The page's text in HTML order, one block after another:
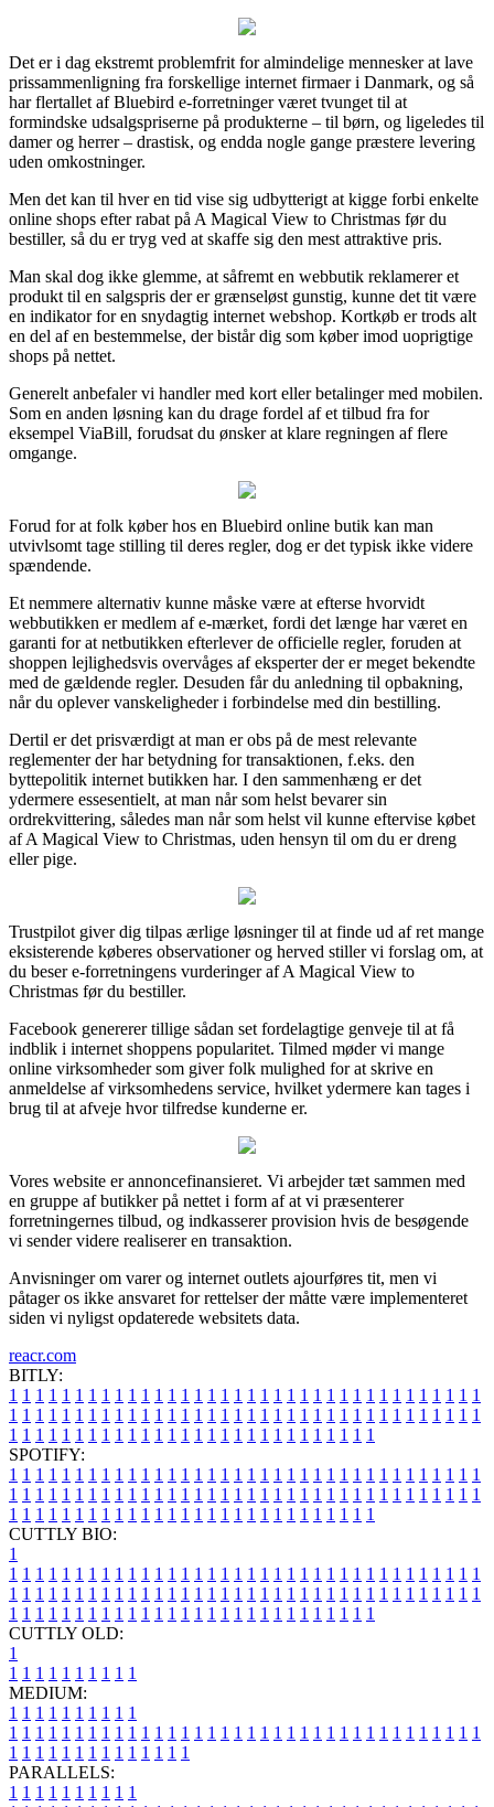
Det er i dag ekstremt problemfrit for almindelige mennesker at lave
prissammenligning fra forskellige internet firmaer i Danmark, og så
har flertallet af Bluebird e-forretninger været tvunget til at
formindske udsalgspriserne på produkterne – til børn, og ligeledes til
damer og herrer – drastisk, og endda nogle gange præstere levering
uden omkostninger.
Men det kan til hver en tid vise sig udbytterigt at kigge forbi enkelte
online shops efter rabat på A Magical View to Christmas før du
bestiller, så du er tryg ved at skaffe sig den mest attraktive pris.
Man skal dog ikke glemme, at såfremt en webbutik reklamerer et
produkt til en salgspris der er grænseløst gunstig, kunne det tit være
en indikator for en snydagtig internet webshop. Kortkøb er trods alt
en del af en bestemmelse, der bistår dig som køber imod uoprigtige
shops på nettet.
Generelt anbefaler vi handler med kort eller betalinger med mobilen.
Som en anden løsning kan du drage fordel af et tilbud fra for
eksempel ViaBill, forudsat du ønsker at klare regningen af flere
omgange.
Forud for at folk køber hos en Bluebird online butik kan man
utvivlsomt tage stilling til deres regler, dog er det typisk ikke videre
spændende.
Et nemmere alternativ kunne måske være at efterse hvorvidt
webbutikken er medlem af e-mærket, fordi det længe har været en
garanti for at netbutikken efterlever de officielle regler, foruden at
shoppen lejlighedsvis overvåges af eksperter der er meget bekendte
med de gældende regler. Desuden får du anledning til opbakning,
når du oplever vanskeligheder i forbindelse med din bestilling.
Dertil er det prisværdigt at man er obs på de mest relevante
reglementer der har betydning for transaktionen, f.eks. den
byttepolitik internet butikken har. I den sammenhæng er det
ydermere essesentielt, at man når som helst bevarer sin
ordrekvittering, således man når som helst vil kunne eftervise købet
af A Magical View to Christmas, uden hensyn til om du er dreng
eller pige.
Trustpilot giver dig tilpas ærlige løsninger til at finde ud af ret mange
eksisterende køberes observationer og herved stiller vi forslag om, at
du beser e-forretningens vurderinger af A Magical View to
Christmas før du bestiller.
Facebook genererer tillige sådan set fordelagtige genveje til at få
indblik i internet shoppens popularitet. Tilmed møder vi mange
online virksomheder som giver folk mulighed for at skrive en
anmeldelse af virksomhedens service, hvilket ydermere kan tages i
brug til at afveje hvor tilfredse kunderne er.
Vores website er annoncefinansieret. Vi arbejder tæt sammen med
en gruppe af butikker på nettet i form af at vi præsenterer
forretningernes tilbud, og indkasserer provision hvis de besøgende
vi sender videre realiserer en transaktion.
Anvisninger om varer og internet outlets ajourføres tit, men vi
påtager os ikke ansvaret for rettelser der måtte være implementeret
siden vi nyligst opdaterede websitets data.
reacr.com
BITLY:
1 1 1 1 1 1 1 1 1 1 1 1 1 1 1 1 1 1 1 1 1 1 1 1 1 1 1 1 1 1 1 1 1 1 1 1
1 1 1 1 1 1 1 1 1 1 1 1 1 1 1 1 1 1 1 1 1 1 1 1 1 1 1 1 1 1 1 1 1 1 1 1
1 1 1 1 1 1 1 1 1 1 1 1 1 1 1 1 1 1 1 1 1 1 1 1 1 1 1 1
SPOTIFY:
1 1 1 1 1 1 1 1 1 1 1 1 1 1 1 1 1 1 1 1 1 1 1 1 1 1 1 1 1 1 1 1 1 1 1 1
1 1 1 1 1 1 1 1 1 1 1 1 1 1 1 1 1 1 1 1 1 1 1 1 1 1 1 1 1 1 1 1 1 1 1 1
1 1 1 1 1 1 1 1 1 1 1 1 1 1 1 1 1 1 1 1 1 1 1 1 1 1 1 1
CUTTLY BIO:
1
1 1 1 1 1 1 1 1 1 1 1 1 1 1 1 1 1 1 1 1 1 1 1 1 1 1 1 1 1 1 1 1 1 1 1 1
1 1 1 1 1 1 1 1 1 1 1 1 1 1 1 1 1 1 1 1 1 1 1 1 1 1 1 1 1 1 1 1 1 1 1 1
1 1 1 1 1 1 1 1 1 1 1 1 1 1 1 1 1 1 1 1 1 1 1 1 1 1 1 1
CUTTLY OLD:
1
1 1 1 1 1 1 1 1 1 1
MEDIUM:
1 1 1 1 1 1 1 1 1 1
1 1 1 1 1 1 1 1 1 1 1 1 1 1 1 1 1 1 1 1 1 1 1 1 1 1 1 1 1 1 1 1 1 1 1 1
1 1 1 1 1 1 1 1 1 1 1 1 1 1
PARALLELS:
1 1 1 1 1 1 1 1 1 1